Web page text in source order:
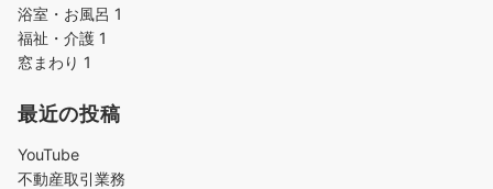
浴室・お風呂 1
福祉・介護 1
窓まわり 1
最近の投稿
YouTube
不動産取引業務